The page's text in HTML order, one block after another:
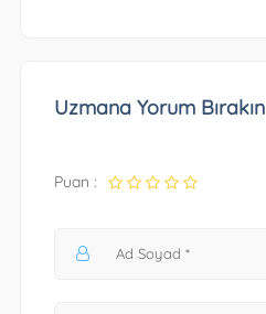
Uzmana Yorum Bırakın
Puan :